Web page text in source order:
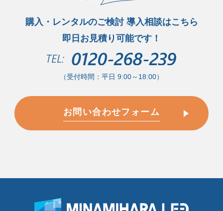
購入・レンタルのご検討 導入相談はこちら
即日お見積り可能です！
（受付時間：平日 9:00～18:00）
お問い合わせフォーム